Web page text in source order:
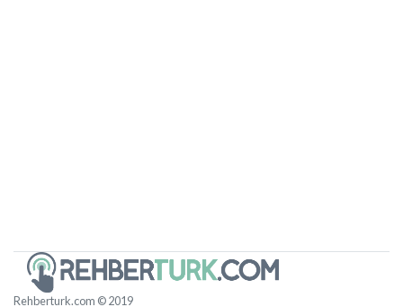
Rehberturk.com © 2019